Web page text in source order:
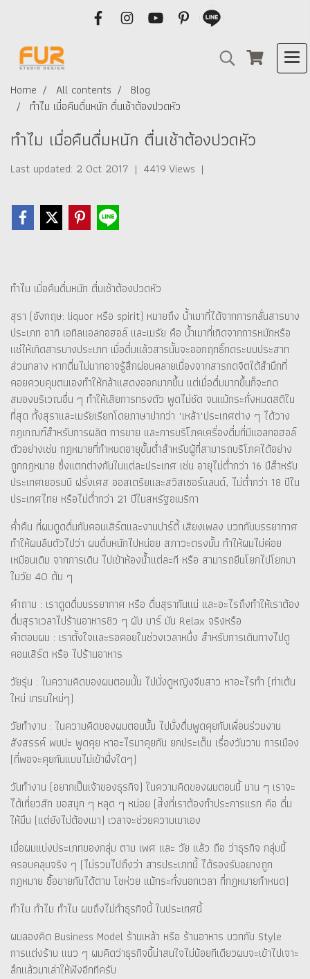
Home All contents
Blog
ทำไม เมื่อคืนดื่มหนัก ตื่นเช้าต้องปวดหัว
ทำไม เมื่อคืนดื่มหนัก ตื่นเช้าต้องปวดหัว
Last updated: 2 Oct 2017 | 4419 Views |
ทำไม เมื่อคืนดื่มหนัก ตื่นเช้าต้องปวดหัว
สุรา (อังกฤษ: liquor หรือ spirit) หมายถึง น้ำเมาที่ได้จากการกลั่นสารบาง
ประเภท อาทิ เอทิลแอลกอฮอล์ และเมรัย คือ น้ำเมาที่เกิดจากการหมักหรือ
แช่ให้เกิดสารบางประเภท เมื่อดื่มแล้วสารนั้นจะออกฤทธิ์กดระบบประสาท
ส่วนกลาง หากดื่มไม่มากอาจรู้สึกผ่อนคลายเนื่องจากสารกดจิตใต้สำนึกที่
คอยควบคุมตนเองทำให้กล้าแสดงออกมากขึ้น แต่เมื่อดื่มมากขึ้นก็จะกด
สมองบริเวณอื่น ๆ ทำให้เสียการทรงตัว พูดไม่ชัด จนแม้กระทั่งหมดสติใน
ที่สุด ทั้งสุราและเมรัยเรียกโดยภาษาปากว่า "เหล้า"ประเทศต่าง ๆ ได้วาง
กฎเกณฑ์สำหรับการผลิต การขาย และการบริโภคเครื่องดื่มที่มีแอลกอฮอล์
ตัวอย่างเช่น กฎหมายที่กำหนดอายุขั้นต่ำสำหรับผู้ที่สามารถบริโภคได้อย่าง
ถูกกฎหมาย ซึ่งแตกต่างกันในแต่ละประเทศ เช่น อายุไม่ต่ำกว่า 16 ปีสำหรับ
ประเทศเยอรมนี ฝรั่งเศส ออสเตรียและสวิสเซอร์แลนด์, ไม่ต่ำกว่า 18 ปีใน
ประเทศไทย หรือไม่ต่ำกว่า 21 ปีในสหรัฐอเมริกา
ค่ำคืน ที่ผมดูดดื่มกับคอนเสิร์ตและงานปาร์ตี้ เสียงเพลง บวกกับบรรยากาศ
ทำให้ผมลืมตัวไปว่า ผมดื่มหนักไปหน่อย สภาวะตรงนั้น ทำให้ผมไม่ค่อย
เหมือนเดิม จากการเดิน ไปเข้าห้องน้ำแต่ละที หรือ สามารถยืนโยกไปโยกมา
ในวัย 40 ต้น ๆ
คำถาม : เราดูดดื่มบรรยากาศ หรือ ดื่มสุรากันแน่ และอะไรถึงทำให้เราต้อง
ดื่มสุราเวลาไปร้านอาหารชิว ๆ ผับ บาร์ มัน Relax จริงหรือ
คำตอบผม : เราตั้งใจและรอคอยในช่วงเวลาหนึ่ง สำหรับการเดินทางไปดู
คอนเสิร์ต หรือ ไปร้านอาหาร
วัยรุ่น : ในความคิดของผมตอนนั้น ไปนั่งดูหญิงจีบสาว หาอะไรทำ (ท่าเต้น
ใหม่ เทรนใหม่ๆ)
วัยทำงาน : ในความคิดของผมตอนนั้น ไปนั่งดื่มพูดคุยกับเพื่อนร่วมงาน
สังสรรค์ พบปะ พูดคุย หาอะไรมาคุยกัน ยกประเด็น เรื่องวันวาน การเมือง
(ที่พอจะคุยกันแบบไม่เข้าฝั่งใดๆ)
วันทำงาน (อยากเป็นเจ้าของธุรกิจ) ในความคิดของผมตอนนี้ นาน ๆ เราจะ
ได้เที่ยวสัก ขอสนุก ๆ หลุด ๆ หน่อย (ส่ิงที่เราต้องทำประการแรก คือ ดื่ม
ให้มึน (แต่ยังไม่ต้องเมา) เวลาจะช่วยความเมาเอง
เมื่อผมแบ่งประเภทของกลุ่ม ตาม เพศ และ วัย แล้ว ถือ ว่าธุรกิจ กลุ่มนี้
ครอบคลุมจริง ๆ (ไม่รวมไปถึงว่า สารประเภทนี้ ได้รองรับอยางถูก
กฎหมาย ซื้อขายกันได้ตาม โชห่วย แม้กระทั่งนอกเวลา ที่กฎหมายกำหนด)
ทำไม ทำไม ทำไม ผมถึงไม่ทำธุรกิจนี้ ในประเทศนี้
ผมลองคิด Business Model ร้านเหล้า หรือ ร้านอาหาร บวกกับ Style
การแต่งร้าน แนว ๆ ผมคิดว่าธุรกิจนี้น่าสนใจไม่น้อยทีเดียวผมจะเข้าไปเจาะ
ลึกแล้วมาเล่าให้ฟังอีกทีครับ